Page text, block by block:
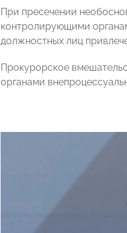
При пресечении
контролирующими
должностных лиц
Прокурорское
органами